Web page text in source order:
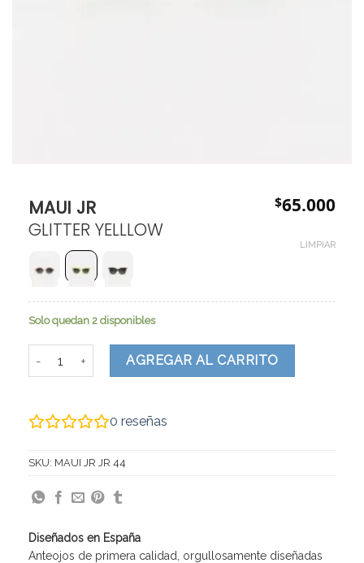
MAUI JR
GLITTER YELLLOW
$65.000
LIMPIAR
Solo quedan 2 disponibles
AGREGAR AL CARRITO
0 reseñas
SKU: MAUI JR JR 44
Diseñados en España
Anteojos de primera calidad, orgullosamente diseñadas